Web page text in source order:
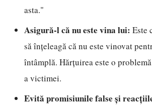
asta."
Asigură-l că nu este vina lui: Este
să înțeleagă că nu este vinovat
întâmplă. Hărțuirea este o
a victimei.
Evită promisiunile false și